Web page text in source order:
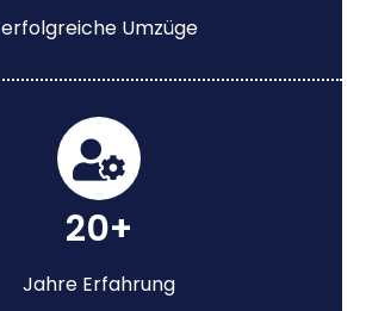
erfolgreiche Umzüge
20+
Jahre Erfahrung